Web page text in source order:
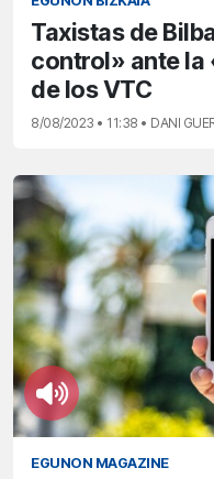
Taxistas de
control» ante la
de los VTC
8/08/2023 • 11:38 • DANI
EGUNON MAGAZINE